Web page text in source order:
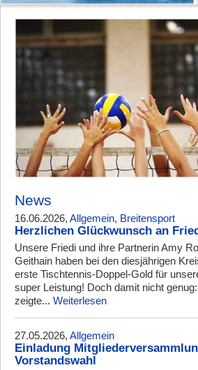
News
16.06.2026, Allgemein, Breitensport
Herzlichen Glückwunsch an
Unsere Friedi und ihre Partnerin Amy
Geithain haben bei den diesjährigen
erste Tischtennis-Doppel-Gold für
super Leistung! Doch damit nicht
zeigte... Weiterlesen
27.05.2026, Allgemein
Einladung
Vorstandswahl